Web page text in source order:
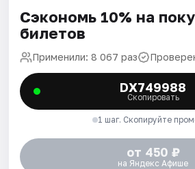
Сэкономь 10% на
билетов
Применили: 8 067 раз
DX749988
Скопировать
1 шаг. Скопируйте
от 450 ₽
на Яндекс Афише